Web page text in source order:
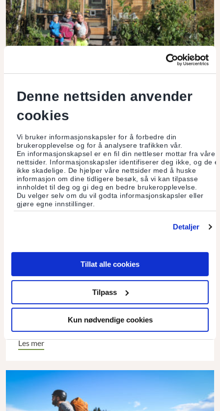
Denne nettsiden anvender
cookies
Vi bruker informasjonskapsler for å forbedre din
brukeropplevelse og for å analysere trafikken vår.
En informasjonskapsel er en fil din nettleser mottar fra våre
nettsider. Informasjonskapsler identifiserer deg ikke, og de
ikke skadelige. De hjelper våre nettsider med å huske
informasjon om dine tidligere besøk, så vi kan tilpasse
innholdet til deg og gi deg en bedre brukeropplevelse.
Du velger selv om du vil godta informasjonskapsler eller
gjøre egne innstillinger.
Detaljer
Tillat alle cookies
Tilpass
Kun nødvendige cookies
Det var kjærlighet ved første blikk
Ingen hadde bodd der på nesten 100 år, men for oss er
fylt med potensial. I skogen finner vi virket vårt, og gjennom
brukte ting gir vi gården nytt liv.
Les mer
Om kvekere, enkelhet og et godt arbeidsliv
Når det er snakk om enkelhet i livsførsel, er det nærliggende
å tenke på kvekerne.
Les mer